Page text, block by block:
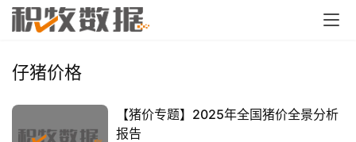
仔猪价格
【猪价专题】2025年全国猪价全景分析
报告